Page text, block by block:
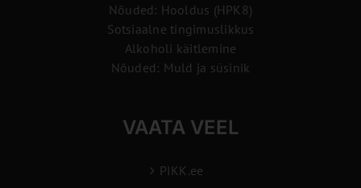
Nõuded: Hooldus (HPK8)
Sotsiaalne tingimuslikkus
Alkoholi käitlemine
Nõuded: Muld ja süsinik
VAATA VEEL
PIKK.ee